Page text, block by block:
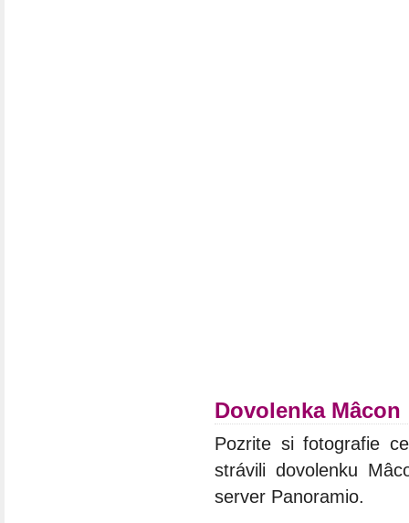
Dovolenka Mâcon
Pozrite si fotografie
strávili dovolenku
server Panoramio.